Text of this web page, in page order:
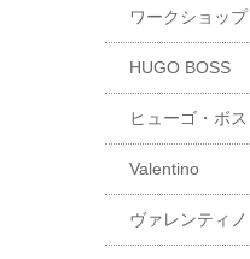
ワークショップ
HUGO BOSS
ヒューゴ・ボス
Valentino
ヴァレンティノ